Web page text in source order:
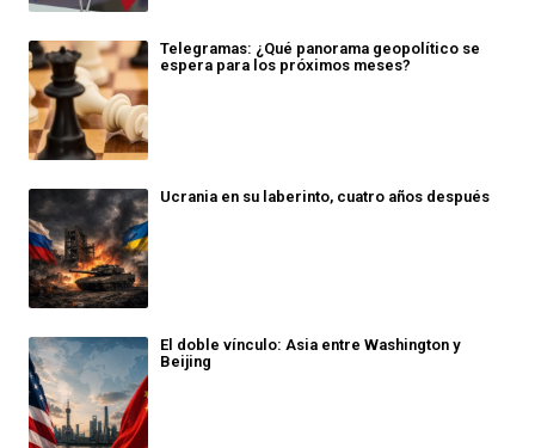
Telegramas: ¿Qué panorama geopolítico se
espera para los próximos meses?
Ucrania en su laberinto, cuatro años después
El doble vínculo: Asia entre Washington y
Beijing